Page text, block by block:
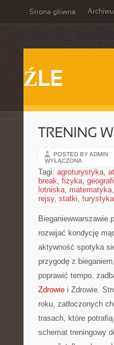
Strona główna
ŹLE
TRENING
POSTED BY ADMIN
WYŁĄCZONA
Tagi: agroturystyka,
break, fizyka,
lotniska, matematyka,
rejsy, statki, turystyka
rozwijać kondycję
aktywność spotyka
przygodę z
poprawić tempo,
Zdrowie i Zdrowie.
roku, zatłoczonych
trasach, które
schemat treningowy